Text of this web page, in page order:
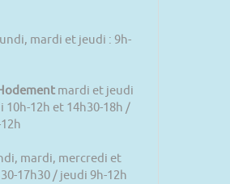
mardi et jeudi : 9h-
mardi et jeudi
10h-12h et 14h30-18h /
mardi, mercredi et
17h30 / jeudi 9h-12h